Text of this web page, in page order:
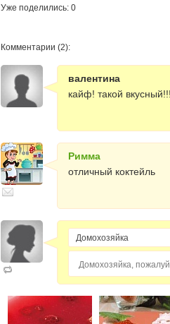
Уже поделились: 0
Комментарии (2):
валентина
кайф! такой
Римма
отличный коктейль
Домохозяйка,